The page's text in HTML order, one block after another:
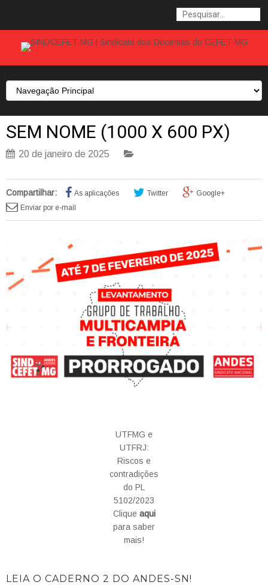
SEM NOME (1000 X 600 PX)
20 de janeiro de 2025
Compartilhar: As aplicações Twitter
Google+
Enviar por e-mail
UTFMG e
UTFRJ:
Riscos e
contradições
do PL
5102/2023
Clique aqui
para saber
mais!
LEIA O CADERNO 2 DO ANDES-SN!